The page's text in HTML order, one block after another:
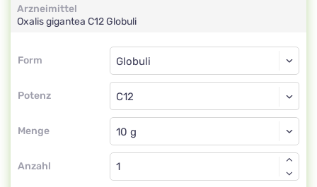
Arzneimittel
Oxalis gigantea C12Globuli
Form
Form
Potenz
Globuli
C12
Menge
Globuli
Anzahl